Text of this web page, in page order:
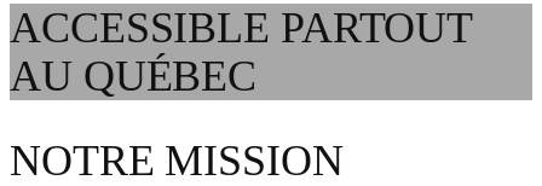
ACCESSIBLE PARTOUT
AU QUÉBEC
NOTRE MISSION